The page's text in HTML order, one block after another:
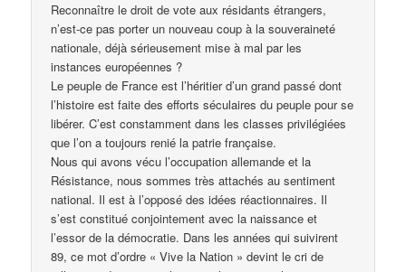
Reconnaître le droit de vote aux résidants étrangers,
n’est-ce pas porter un nouveau coup à la souveraineté
nationale, déjà sérieusement mise à mal par les
instances européennes ?
Le peuple de France est l’héritier d’un grand passé dont
l’histoire est faite des efforts séculaires du peuple pour se
libérer. C’est constamment dans les classes privilégiées
que l’on a toujours renié la patrie française.
Nous qui avons vécu l’occupation allemande et la
Résistance, nous sommes très attachés au sentiment
national. Il est à l’opposé des idées réactionnaires. Il
s’est constitué conjointement avec la naissance et
l’essor de la démocratie. Dans les années qui suivirent
89, ce mot d’ordre « Vive la Nation » devint le cri de